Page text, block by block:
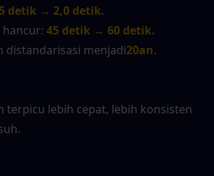
detik → 2,0 detik.
hancur: 45 detik → 60 detik.
distandarisasi menjadi20an.
terpicu lebih cepat, lebih konsisten